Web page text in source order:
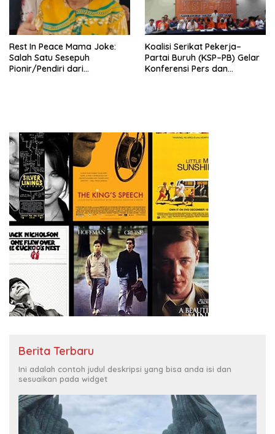
seluruh Indonesia dan
Mancanegara”.
Rest In Peace Mama Joke:
Salah Satu Sesepuh
Pionir/Pendiri dari
Koalisi Serikat Pekerja–
Partai Buruh (KSP–PB) Gelar
Konferensi Pers dan
Berita Terbaru
Ini adalah contoh judul deskripsi yang bisa anda isi dan
sesuaikan pada widget